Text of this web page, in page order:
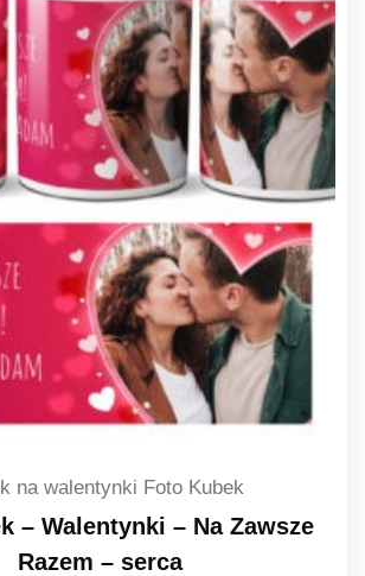
na walentynki Foto Kubek
– Walentynki – Na Zawsze
Razem – serca